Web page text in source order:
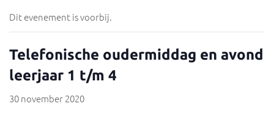
Dit evenement is voorbij.
Telefonische oudermiddag en avond
leerjaar 1 t/m 4
30 november 2020